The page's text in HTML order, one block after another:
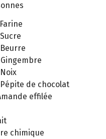
de chocolat
effilée
chimique